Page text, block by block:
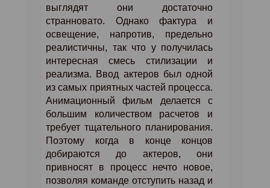
выглядят они достаточно
странновато. Однако фактура и
освещение, напротив, предельно
реалистичны, так что у получилась
интересная смесь стилизации и
реализма. Ввод актеров был одной
из самых приятных частей процесса.
Анимационный фильм делается с
большим количеством расчетов и
требует тщательного планирования.
Поэтому когда в конце концов
добираются до актеров, они
привносят в процесс нечто новое,
позволяя команде отступить назад и